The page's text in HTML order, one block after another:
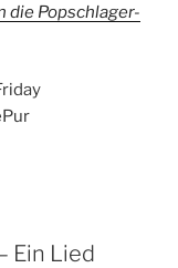
die Popschlager-
Ein Lied